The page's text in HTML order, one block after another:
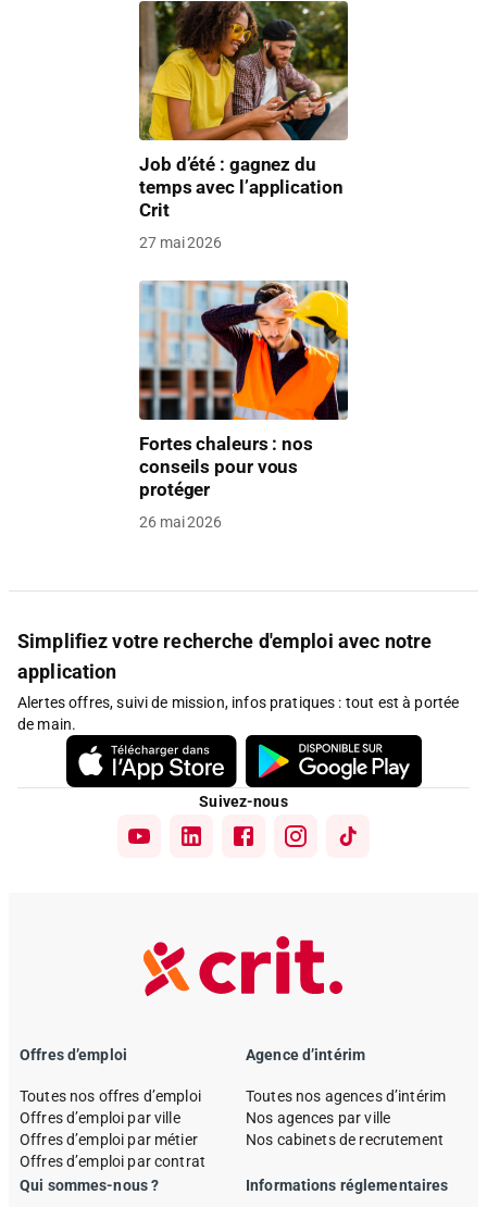
Job d’été : gagnez du
temps avec l’application
Crit
27 mai 2026
Fortes chaleurs : nos
conseils pour vous
protéger
26 mai 2026